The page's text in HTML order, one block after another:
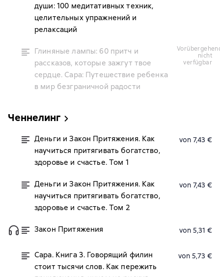
души: 100 медитативных техник,
целительных упражнений и
релаксаций
Глиняные лампы: 60 притч и
рассказов, которые зажгут твое
сердце. Сара: Путешествие ребенка
в мир безграничной радости
vorübergehend
nicht
verfügbar
Ченнелинг
Деньги и Закон Притяжения. Как
научиться притягивать богатство,
здоровье и счастье. Том 1
von 7,43 €
Деньги и Закон Притяжения. Как
научиться притягивать богатство,
здоровье и счастье. Том 2
von 7,43 €
Закон Притяжения von 5,31 €
Сара. Книга 3. Говорящий филин
стоит тысячи слов. Как пережить
von 5,73 €